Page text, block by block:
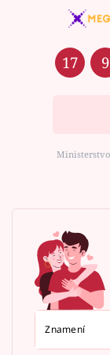
17 9